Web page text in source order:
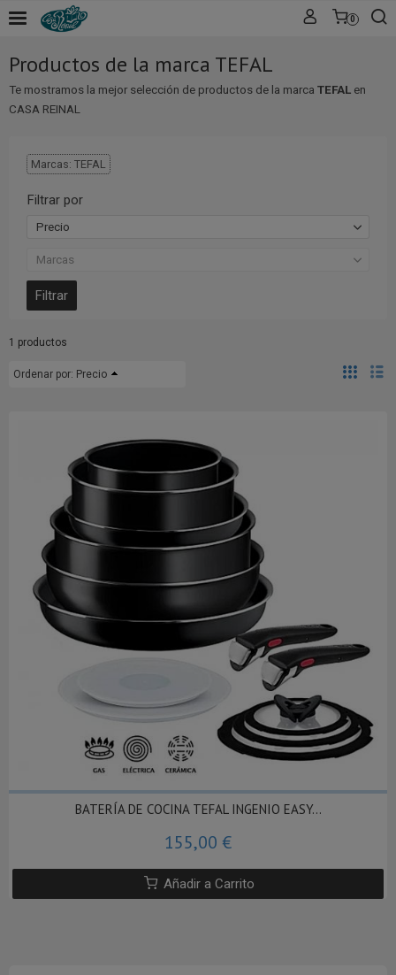
0
Productos de la marca TEFAL
Te mostramos la mejor selección de productos de la marca TEFAL en
CASA REINAL
Marcas: TEFAL
Filtrar por
Precio
Marcas
1 productos
Ordenar por: Precio
BATERÍA DE COCINA TEFAL INGENIO EASY...
155,00 €
Añadir a Carrito